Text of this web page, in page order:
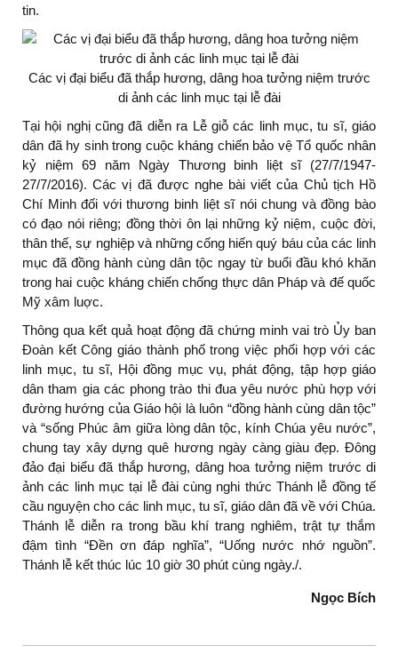
tin.
Các vị đại biểu đã thắp hương, dâng hoa tưởng niệm trước
di ảnh các linh mục tại lễ đài
Tại hội nghị cũng đã diễn ra Lễ giỗ các linh mục, tu sĩ, giáo
dân đã hy sinh trong cuộc kháng chiến bảo vệ Tổ quốc nhân
kỷ niệm 69 năm Ngày Thương binh liệt sĩ (27/7/1947-
27/7/2016). Các vị đã được nghe bài viết của Chủ tịch Hồ
Chí Minh đối với thương binh liệt sĩ nói chung và đồng bào
có đạo nói riêng; đồng thời ôn lại những kỷ niệm, cuộc đời,
thân thế, sự nghiệp và những cống hiến quý báu của các linh
mục đã đồng hành cùng dân tộc ngay từ buổi đầu khó khăn
trong hai cuộc kháng chiến chống thực dân Pháp và đế quốc
Mỹ xâm luợc.
Thông qua kết quả hoạt động đã chứng minh vai trò Ủy ban
Đoàn kết Công giáo thành phố trong việc phối hợp với các
linh mục, tu sĩ, Hội đồng mục vụ, phát động, tập hợp giáo
dân tham gia các phong trào thi đua yêu nước phù hợp với
đường hướng của Giáo hội là luôn “đồng hành cùng dân tộc”
và “sống Phúc âm giữa lòng dân tộc, kính Chúa yêu nước”,
chung tay xây dựng quê hương ngày càng giàu đẹp. Đông
đảo đại biểu đã thắp hương, dâng hoa tưởng niệm trước di
ảnh các linh mục tại lễ đài cùng nghi thức Thánh lễ đồng tế
cầu nguyện cho các linh mục, tu sĩ, giáo dân đã về với Chúa.
Thánh lễ diễn ra trong bầu khí trang nghiêm, trật tự thắm
đậm tình “Đền ơn đáp nghĩa”, “Uống nước nhớ nguồn”.
Thánh lễ kết thúc lúc 10 giờ 30 phút cùng ngày./.
Ngọc Bích